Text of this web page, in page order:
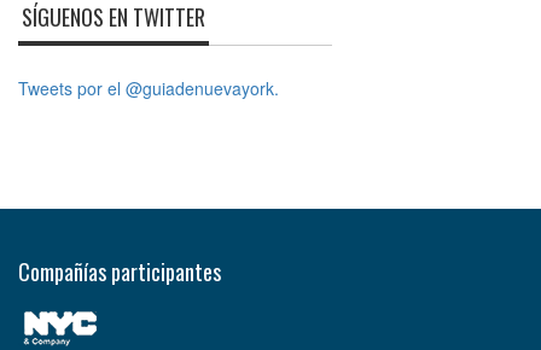
SÍGUENOS EN TWITTER
Tweets por el @guiadenuevayork.
Compañías participantes